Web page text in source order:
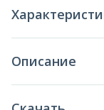
Описание